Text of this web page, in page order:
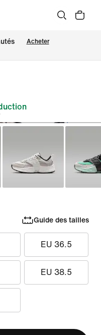
Acheter
Guide des tailles
EU 36.5
EU 38.5